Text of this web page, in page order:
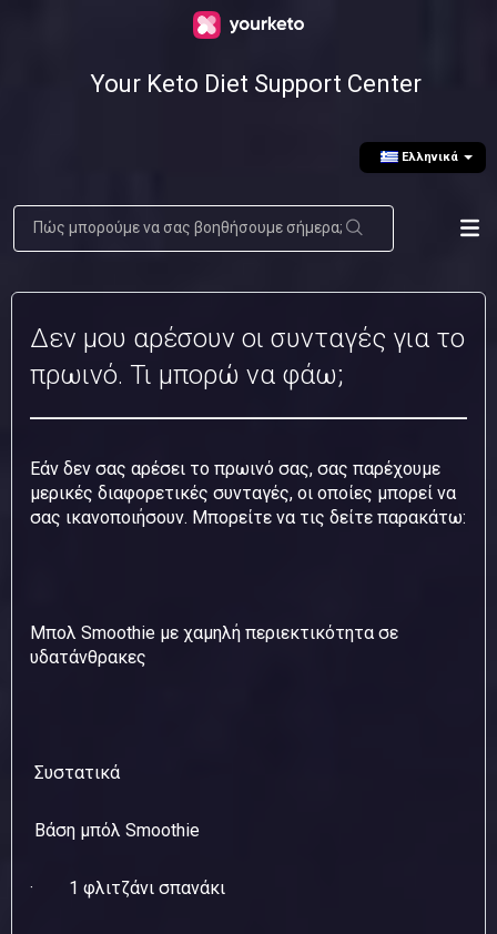
Your Keto Diet Support Center
Ελληνικά
Δεν μου αρέσουν οι συνταγές για το
πρωινό. Τι μπορώ να φάω;
Εάν δεν σας αρέσει το πρωινό σας, σας παρέχουμε
μερικές διαφορετικές συνταγές, οι οποίες μπορεί να
σας ικανοποιήσουν. Μπορείτε να τις δείτε παρακάτω:
Μπολ Smoothie με χαμηλή περιεκτικότητα σε
υδατάνθρακες
Συστατικά
Βάση μπόλ Smoothie
· 1 φλιτζάνι σπανάκι